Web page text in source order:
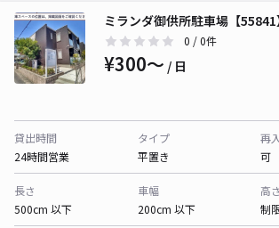
ミランダ御供所駐車場【55841
0 / 0件
¥300〜 / 日
貸出時間
24時間営業
タイプ
平置き
再
可
長さ
500cm 以下
車幅
200cm 以下
高さ
制